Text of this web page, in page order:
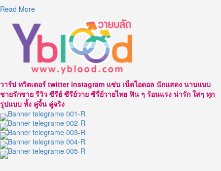
ริ
นทร์
Read MoreRead
about
พ่อ
หนุ่ม
กิเลน
สุด
ซี
พฤกษ์ พา
นิช
วาร์ป ทวิตเตอร์ twitter instagram แซ่บ เน็ตไอดอล นักแสดง นาบแบบ
ชายรักชาย รีวิว ซีรีย์ ซีรีย์วาย ซีรี่ย์วายไทย ฟิน ๆ ร้อนแรง น่ารัก ใสๆ ทุก
รูปแบบ ทั้ง คู่จิ้น คู่จริง